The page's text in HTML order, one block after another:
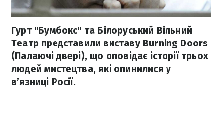
Гурт "Бумбокс" та Білоруський Вільний
Театр представили виставу Burning Doors
(Палаючі двері), що оповідає історії трьох
людей мистецтва, які опинилися у
в’язниці Росії.